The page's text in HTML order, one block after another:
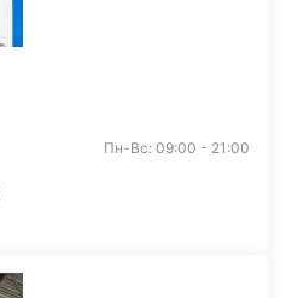
Пн-Вс: 09:00 - 21:00